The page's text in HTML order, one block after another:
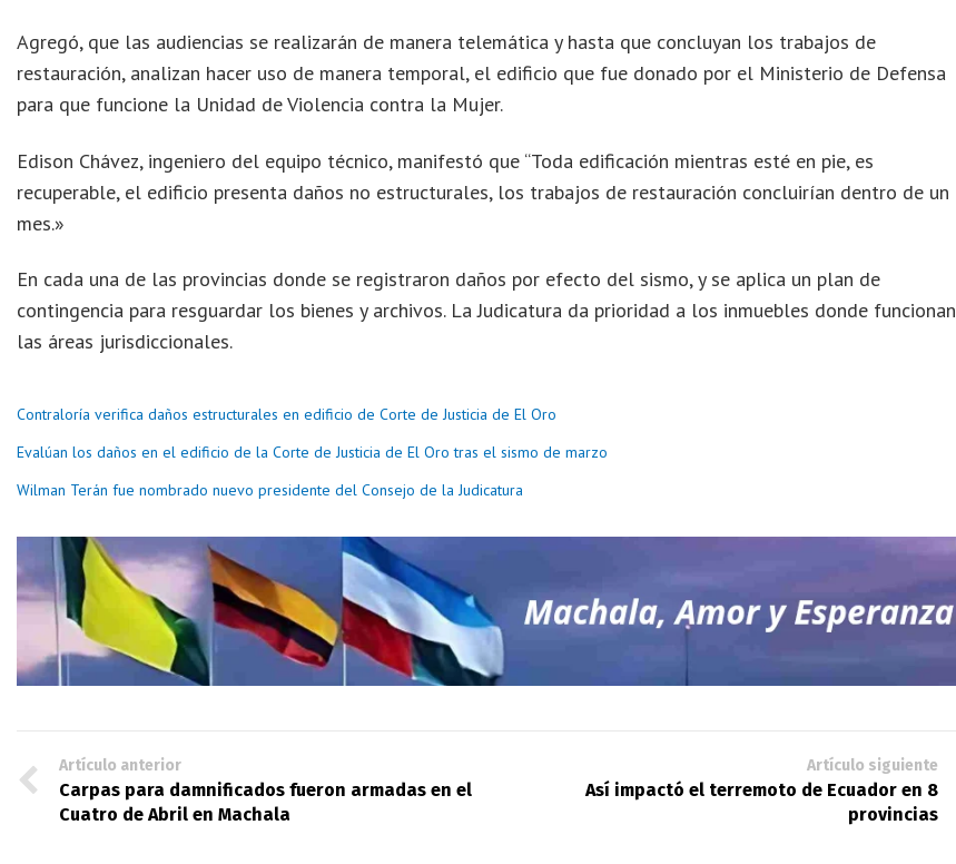
Agregó, que las audiencias se realizarán de manera telemática y hasta que concluyan los trabajos de
restauración, analizan hacer uso de manera temporal, el edificio que fue donado por el Ministerio de Defensa
para que funcione la Unidad de Violencia contra la Mujer.
Edison Chávez, ingeniero del equipo técnico, manifestó que “Toda edificación mientras esté en pie, es
recuperable, el edificio presenta daños no estructurales, los trabajos de restauración concluirían dentro de un
mes.»
En cada una de las provincias donde se registraron daños por efecto del sismo, y se aplica un plan de
contingencia para resguardar los bienes y archivos. La Judicatura da prioridad a los inmuebles donde funcionan
las áreas jurisdiccionales.
Contraloría verifica daños estructurales en edificio de Corte de Justicia de El Oro
Evalúan los daños en el edificio de la Corte de Justicia de El Oro tras el sismo de marzo
Wilman Terán fue nombrado nuevo presidente del Consejo de la Judicatura
Artículo anterior
Carpas para damnificados fueron armadas en el
Cuatro de Abril en Machala
Artículo siguiente
Así impactó el terremoto de Ecuador en 8
provincias